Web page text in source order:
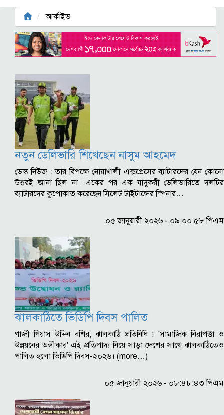
আর্কাইভ
নতুন ডেলিভারি শিখেছেন নাসুম আহমেদ
ডেস্ক নিউজ : তার বিপক্ষে নোয়াখালী এক্সপ্রেসের ব্যাটারদের যেন কোনো
উত্তরই জানা ছিল না। একের পর এক যাদুকরী ডেলিভারিতে দলটির
ব্যাটারদের কুপোকাত করেছেন সিলেট টাইটান্সের স্পিনার…
০৫ জানুয়ারী ২০২৬ - ০৯:০০:৫৮ পিএম
ঝালকাঠিতে ভিডিপি দিবস পালিত
গাজী গিয়াস উদ্দিন বশির, ঝালকাঠি প্রতিনিধি : 'সামাজিক নিরাপত্তা ও
উন্নয়নের অঙ্গীকার' এই প্রতিপাদ্য নিয়ে সাড়া দেশের সাথে ঝালকাঠিতেও
পালিত হলো ভিডিপি দিবস-২০২৬। (more…)
০৫ জানুয়ারী ২০২৬ - ০৮:৪৮:৪৩ পিএম